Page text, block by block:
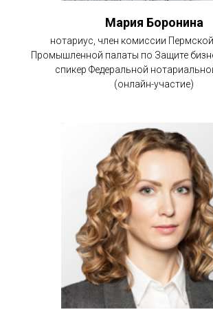
Мария Боронина
нотариус, член комиссии
Промышленной палаты по Защите
спикер Федеральной
(онлайн-участие)